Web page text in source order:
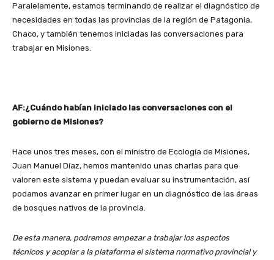
Paralelamente, estamos terminando de realizar el diagnóstico de
necesidades en todas las provincias de la región de Patagonia,
Chaco, y también tenemos iniciadas las conversaciones para
trabajar en Misiones.
AF:¿Cuándo habían iniciado las conversaciones con el
gobierno de Misiones?
Hace unos tres meses, con el ministro de Ecología de Misiones,
Juan Manuel Díaz, hemos mantenido unas charlas para que
valoren este sistema y puedan evaluar su instrumentación, así
podamos avanzar en primer lugar en un diagnóstico de las áreas
de bosques nativos de la provincia.
De esta manera, podremos empezar a trabajar los aspectos
técnicos y acoplar a la plataforma el sistema normativo provincial y